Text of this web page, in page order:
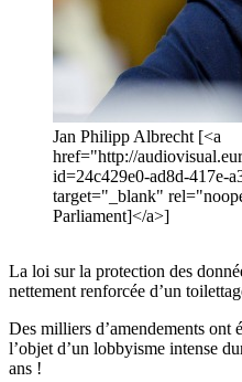
Jan Philipp Albrecht [<a
href="http://
id=24c429e0-ad8d-417e-
target="_blank"
Parliament]</a>]
La loi sur la protection des
nettement renforcée d’un
Des milliers d’amendements ont
l’objet d’un lobbyisme intense
ans !